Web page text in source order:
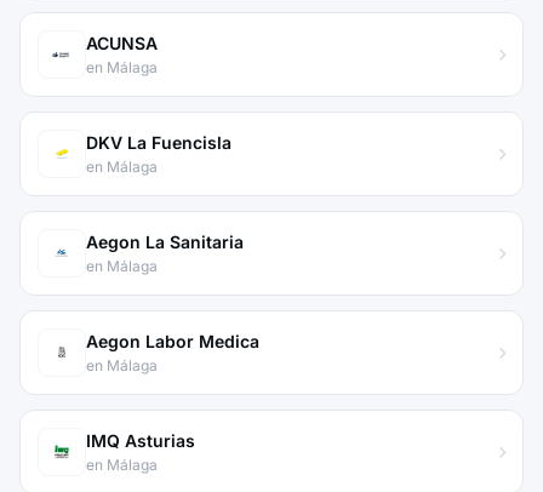
ACUNSA
en Málaga
DKV La Fuencisla
en Málaga
Aegon La Sanitaria
en Málaga
Aegon Labor Medica
en Málaga
IMQ Asturias
en Málaga